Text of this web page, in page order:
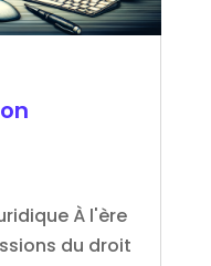
À l'ère
du droit